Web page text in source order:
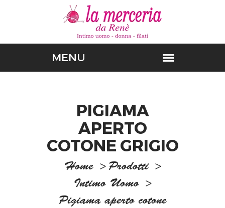
PIGIAMA
APERTO
COTONE GRIGIO
Home > Prodotti >
Intimo Uomo >
Pigiama aperto cotone